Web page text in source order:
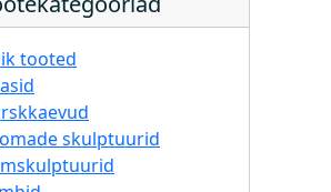
tooted
skulptuurid